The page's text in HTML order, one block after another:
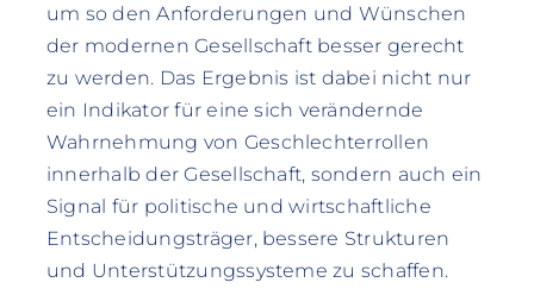
um so den Anforderungen und Wünschen
der modernen Gesellschaft besser gerecht
zu werden. Das Ergebnis ist dabei nicht nur
ein Indikator für eine sich verändernde
Wahrnehmung von Geschlechterrollen
innerhalb der Gesellschaft, sondern auch ein
Signal für politische und wirtschaftliche
Entscheidungsträger, bessere Strukturen
und Unterstützungssysteme zu schaffen.